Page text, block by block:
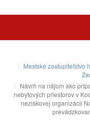
Mestské zastupiteľstvo
Návrh na nájom ako
nebytových priestorov v
neziskovej organizácii